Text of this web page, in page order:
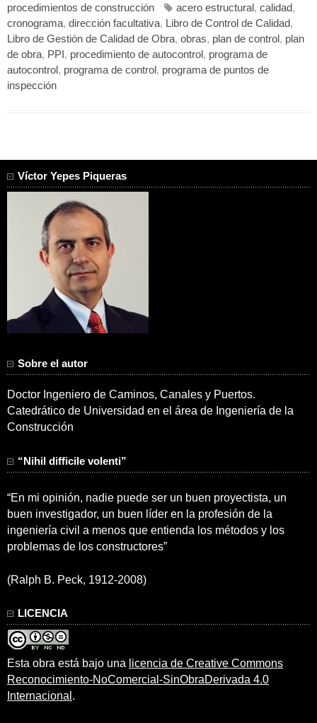
procedimientos de construcción
acero estructural, calidad,
cronograma, dirección facultativa, Libro de Control de Calidad,
Libro de Gestión de Calidad de Obra, obras, plan de control, plan
de obra, PPI, procedimiento de autocontrol, programa de
autocontrol, programa de control, programa de puntos de
inspección
Víctor Yepes Piqueras
Sobre el autor
Doctor Ingeniero de Caminos, Canales y Puertos.
Catedrático de Universidad en el área de Ingeniería de la
Construcción
“Nihil difficile volenti”
“En mi opinión, nadie puede ser un buen proyectista, un
buen investigador, un buen líder en la profesión de la
ingeniería civil a menos que entienda los métodos y los
problemas de los constructores”
(Ralph B. Peck, 1912-2008)
LICENCIA
Esta obra está bajo una licencia de Creative Commons
Reconocimiento-NoComercial-SinObraDerivada 4.0
Internacional .